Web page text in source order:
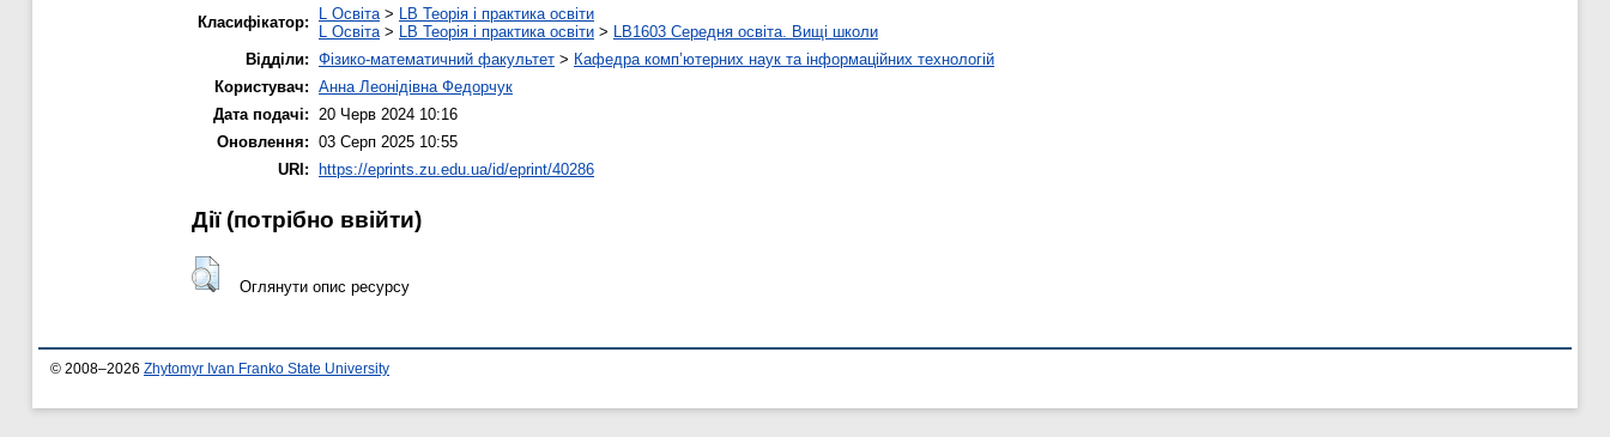
Класифікатор:
L Освіта > LB Теорія і практика освіти
L Освіта > LB Теорія і практика освіти > LB1603 Середня освіта. Вищі школи
Відділи: Фізико-математичний факультет > Кафедра комп’ютерних наук та інформаційних технологій
Користувач: Анна Леонідівна Федорчук
Дата подачі:
20 Черв 2024 10:16
Оновлення: 03 Серп 2025 10:55
URI: https://eprints.zu.edu.ua/id/eprint/40286
Дії ​​(потрібно ввійти)
Оглянути опис ресурсу
© 2008–2026 Zhytomyr Ivan Franko State University